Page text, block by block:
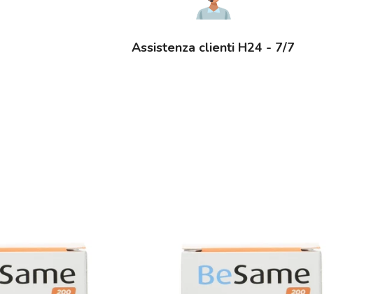
Assistenza clienti H24 - 7/7